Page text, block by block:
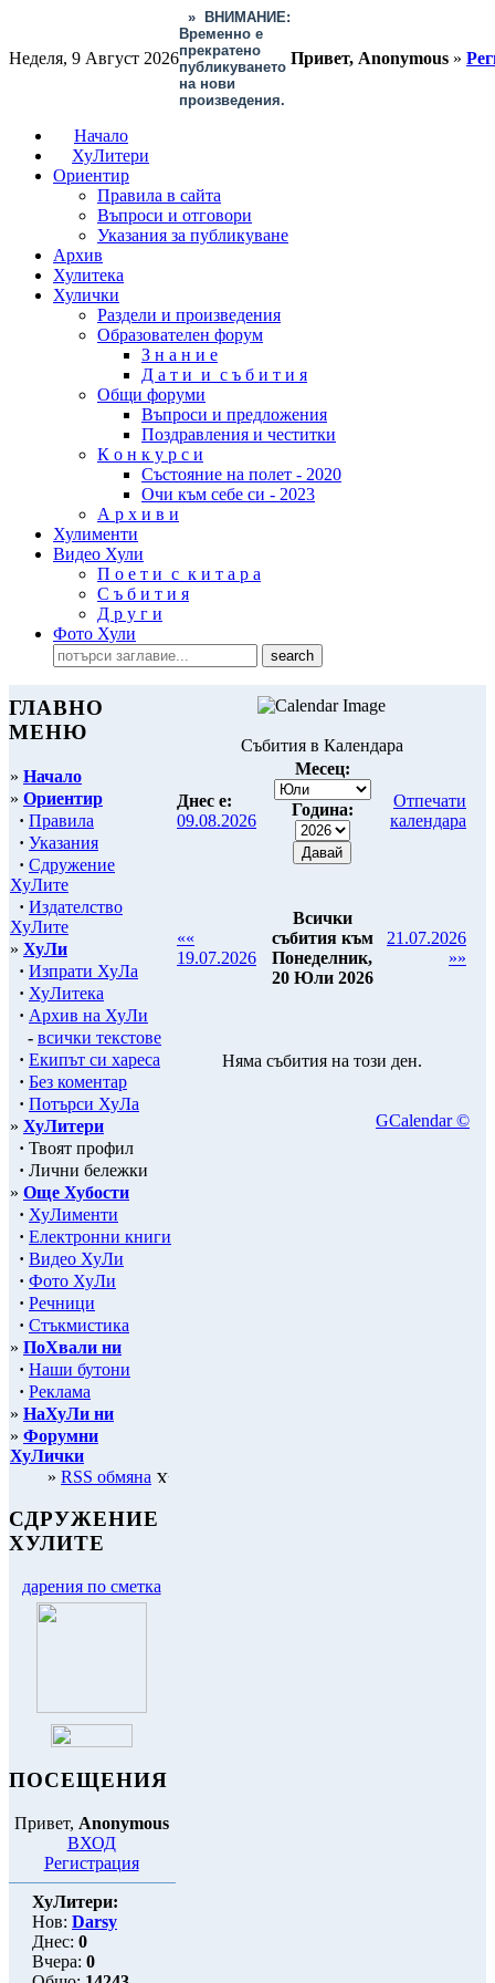
Неделя, 9 Август 2026
»
ВНИМАНИЕ:
Временно е
прекратено
публикуването
на нови
произведения.
Привет, Anonymous »
Начало
ХуЛитери
Ориентир
Правила в сайта
Въпроси и отговори
Указания за публикуване
Архив
Хулитека
Хулички
Раздели и произведения
Образователен форум
З н а н и е
Д а т и и с ъ б и т и я
Общи форуми
Въпроси и предложения
Поздравления и честитки
К о н к у р с и
Състояние на полет - 2020
Очи към себе си - 2023
А р х и в и
Хулименти
Видео Хули
П о е т и с к и т а р а
С ъ б и т и я
Д р у г и
Фото Хули
ГЛАВНО
МЕНЮ
» Начало
» Ориентир
· Правила
· Указания
· Сдружение
ХуЛите
· Издателство
ХуЛите
» ХуЛи
· Изпрати ХуЛа
· ХуЛитека
· Архив на ХуЛи
- всички текстове
· Екипът си хареса
· Без коментар
· Потърси ХуЛа
» ХуЛитери
· Твоят профил
· Лични бележки
» Още Хубости
· ХуЛименти
· Електронни книги
· Видео ХуЛи
· Фото ХуЛи
· Речници
· Стъкмистика
» ПоХвали ни
· Наши бутони
· Реклама
» НаХуЛи ни
» Форумни
ХуЛички
» RSS обмяна
СДРУЖЕНИЕ
ХУЛИТЕ
дарения по сметка
ПОСЕЩЕНИЯ
Привет, Anonymous
ВХОД
Регистрация
ХуЛитери:
Нов: Darsy
Днес: 0
Вчера: 0
Събития в Календара
Днес е:
09.08.2026
Месец:
Година:
Отпечати
календара
««
19.07.2026
Всички
събития към
Понеделник,
20 Юли 2026
21.07.2026
»»
Няма събития на този ден.
GCalendar ©